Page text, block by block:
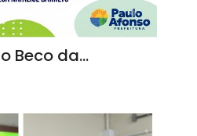
Beco da…